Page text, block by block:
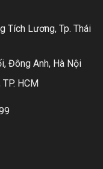
Tích Lương, Tp. Thái
Đông Anh, Hà Nội
HCM